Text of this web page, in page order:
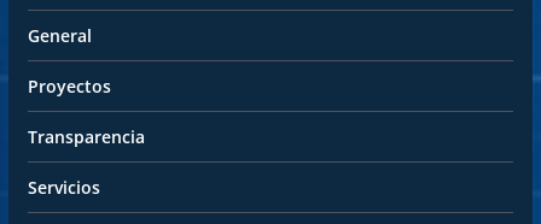
General
Proyectos
Transparencia
Servicios